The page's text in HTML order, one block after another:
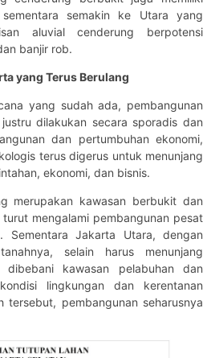
semakin ke Utara yang
aluvial cenderung berpotensi
banjir rob.
yang Terus Berulang
yang sudah ada, pembangunan
dilakukan secara sporadis dan
dan pertumbuhan ekonomi,
terus digerus untuk menunjang
ekonomi, dan bisnis.
merupakan kawasan berbukit dan
mengalami pembangunan pesat
Sementara Jakarta Utara, dengan
selain harus menunjang
dibebani kawasan pelabuhan dan
lingkungan dan kerentanan
tersebut, pembangunan seharusnya